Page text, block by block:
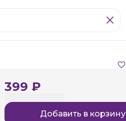
399 ₽
Добавить в корзину